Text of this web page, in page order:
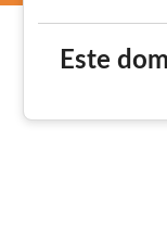
Este